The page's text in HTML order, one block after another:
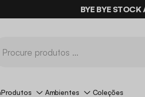
BYE BYE
Produtos Ambientes Coleções